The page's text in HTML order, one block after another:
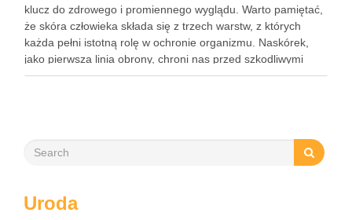
klucz do zdrowego i promiennego wyglądu. Warto pamiętać,
że skóra człowieka składa się z trzech warstw, z których
każda pełni istotną rolę w ochronie organizmu. Naskórek,
jako pierwsza linia obrony, chroni nas przed szkodliwymi
czynnikami zewnętrznymi, a nawilżająca skóra właściwa,
Uroda